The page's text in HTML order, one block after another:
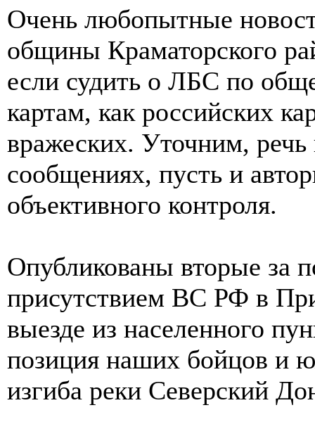
Очень любопытные
общины Краматорского
если судить о ЛБС по
картам, как российских
вражеских. Уточним, речь
сообщениях, пусть и
объективного контроля.
Опубликованы вторые за
присутствием ВС РФ в
выезде из населенного
позиция наших бойцов и
изгиба реки Северский